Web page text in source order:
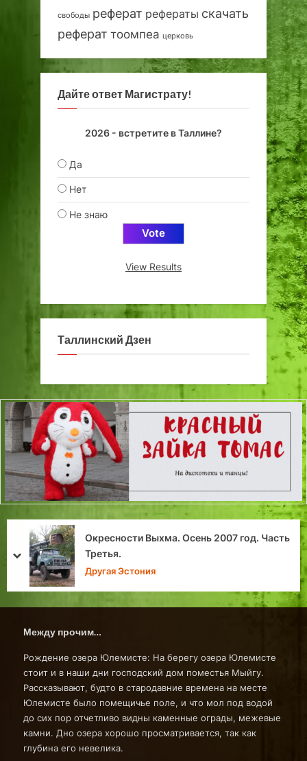
свободы реферат рефераты скачать
реферат тоомпеа церковь
Дайте ответ Магистрату!
2026 - встретите в Таллине?
Да
Нет
Не знаю
View Results
Таллинский Дзен
Привидения: мрачные и жизнерадостные.
prev
next
Между прочим…
Рождение озера Юлемисте: На берегу озера Юлемисте
стоит и в наши дни господский дом поместья Мыйгу.
Рассказывают, будто в стародавние времена на месте
Юлемисте было помещичье поле, и что мол под водой
до сих пор отчетливо видны каменные ограды, межевые
камни. Дно озера хорошо просматривается, так как
глубина его невелика.